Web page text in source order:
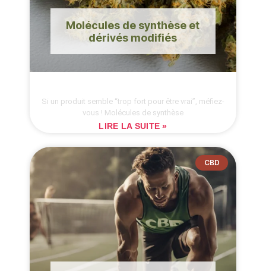
Molécules de synthèse et
dérivés modifiés
Si un produit semble “trop fort pour être vrai”, méfiez-
vous ! Molécules de synthèse
LIRE LA SUITE »
CBD